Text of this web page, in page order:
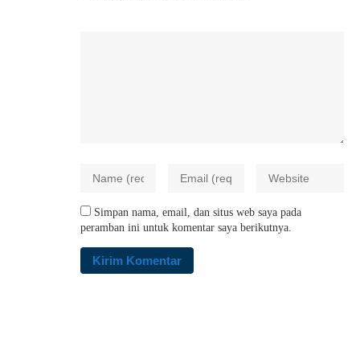
Simpan nama, email, dan situs web saya pada
peramban ini untuk komentar saya berikutnya.